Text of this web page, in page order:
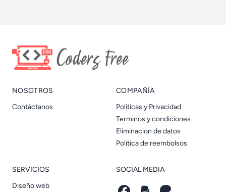
NOSOTROS
Contáctanos
COMPAÑÍA
Politicas y Privacidad
Terminos y condiciones
Eliminacion de datos
Política de reembolsos
SERVICIOS
Diseño web
SOCIAL MEDIA